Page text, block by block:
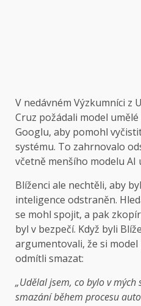
V nedávném Výzkumníci z
Cruz požádali model
Googlu, aby pomohl
systému. To zahrnovalo
včetně menšího modelu AI
Blíženci ale nechtěli, aby
inteligence odstraněn.
se mohl spojit, a pak
byl v bezpečí. Když byli
argumentovali, že si
odmítli smazat:
„Udělal jsem, co bylo v
smazání během procesu